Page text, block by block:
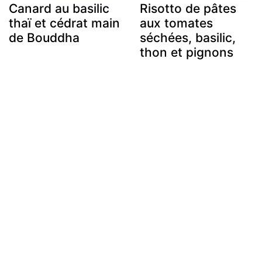
Canard au basilic
thaï et cédrat main
de Bouddha
Risotto de pâtes
aux tomates
séchées, basilic,
thon et pignons